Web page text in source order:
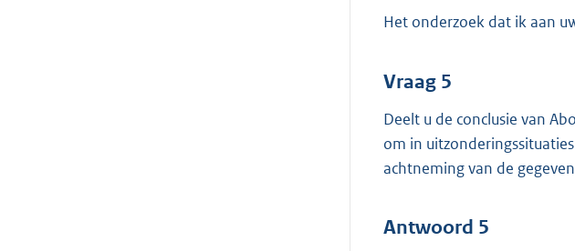
Het onderzoek dat ik aan
Vraag 5
Deelt u de conclusie van
om in
achtneming van de
Antwoord 5